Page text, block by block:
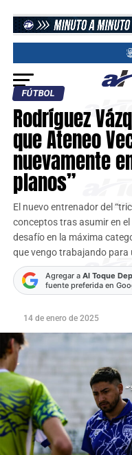
FÚTBOL
Rodríguez
que Ateneo
nuevamente
planos”
El nuevo entrenador del
conceptos tras asumir en
desafío en la máxima
que vengo trabajando para
Agregar a Al Toque
fuente preferida en
14 de enero de 2025